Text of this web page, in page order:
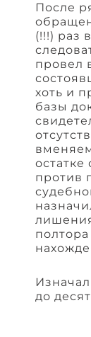
После
(!!!) раз
провел
хоть и
базы
остатке
против
до